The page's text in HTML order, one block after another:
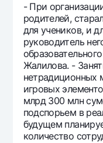
- При
родителей,
для учеников, и
руководитель
Жалилова. -
нетрадиционных
игровых
млрд 300 млн
подспорьем в
будущем
количество